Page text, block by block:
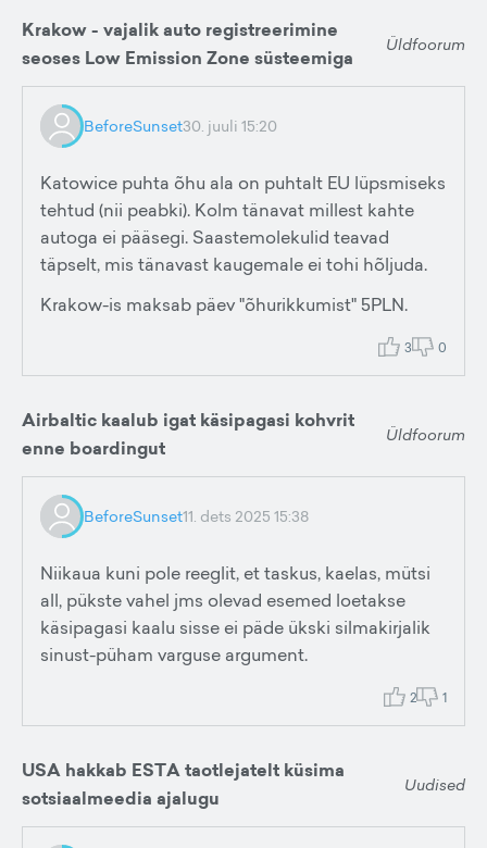
Krakow - vajalik auto registreerimine
seoses Low Emission Zone süsteemiga
Üldfoorum
BeforeSunset30. juuli 15:20
Katowice puhta õhu ala on puhtalt EU lüpsmiseks
tehtud (nii peabki). Kolm tänavat millest kahte
autoga ei pääsegi. Saastemolekulid teavad
täpselt, mis tänavast kaugemale ei tohi hõljuda.
Krakow-is maksab päev "õhurikkumist" 5PLN.
3 0
Airbaltic kaalub igat käsipagasi kohvrit
enne boardingut
Üldfoorum
BeforeSunset11. dets 2025 15:38
Niikaua kuni pole reeglit, et taskus, kaelas, mütsi
all, pükste vahel jms olevad esemed loetakse
käsipagasi kaalu sisse ei päde ükski silmakirjalik
sinust-püham varguse argument.
2 1
USA hakkab ESTA taotlejatelt küsima
sotsiaalmeedia ajalugu
Uudised